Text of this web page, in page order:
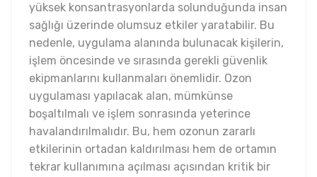
yüksek konsantrasyonlarda solunduğunda insan
sağlığı üzerinde olumsuz etkiler yaratabilir. Bu
nedenle, uygulama alanında bulunacak kişilerin,
işlem öncesinde ve sırasında gerekli güvenlik
ekipmanlarını kullanmaları önemlidir. Ozon
uygulaması yapılacak alan, mümkünse
boşaltılmalı ve işlem sonrasında yeterince
havalandırılmalıdır. Bu, hem ozonun zararlı
etkilerinin ortadan kaldırılması hem de ortamın
tekrar kullanımına açılması açısından kritik bir